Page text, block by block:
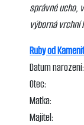
správné ucho,
výborná vrchní
Ruby od
Datum narození:
Otec:
Matka:
Majitel: